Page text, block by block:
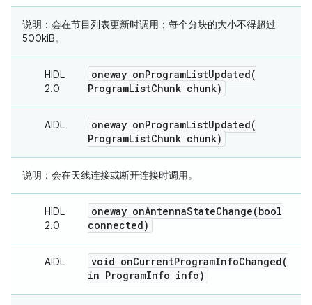
说明： 会在节目列表更新时调用；每个分块的大小不得超过
500kiB。
HIDL
2.0
oneway onProgramListUpdated(
ProgramListChunk chunk)
AIDL oneway onProgramListUpdated(
ProgramListChunk chunk)
说明： 会在天线连接或断开连接时调用。
HIDL
2.0
oneway onAntennaStateChange(bool
connected)
AIDL void onCurrentProgramInfoChanged(
in ProgramInfo info)